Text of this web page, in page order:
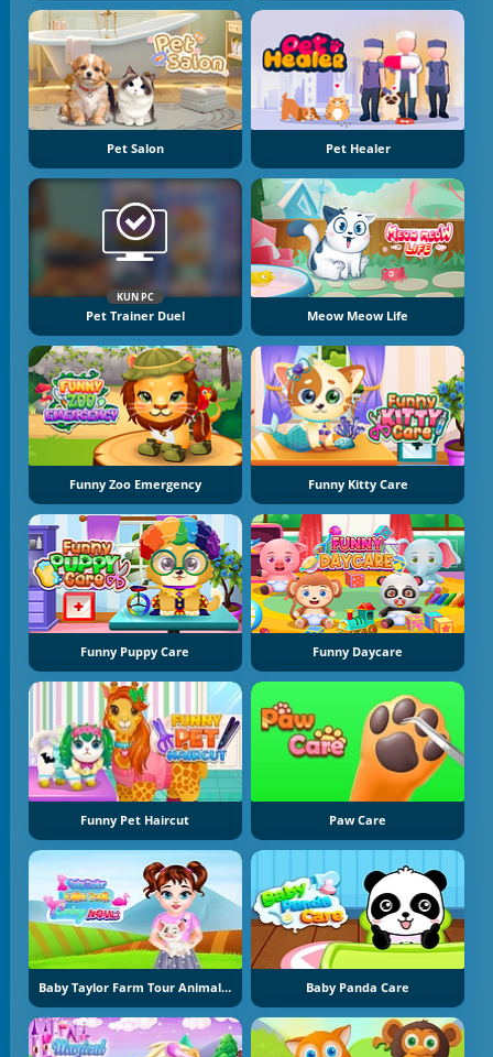
Pet Salon Pet Healer
KUN PC
Pet Trainer Duel Meow Meow Life
Funny Zoo Emergency Funny Kitty Care
Funny Puppy Care Funny Daycare
Funny Pet Haircut Paw Care
Baby Taylor Farm Tour Animal Caring Baby Panda Care